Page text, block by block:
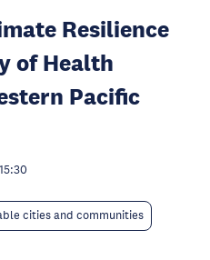
Resilience
of Health
Pacific
cities and communities